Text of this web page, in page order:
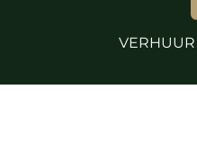
VERHUUR